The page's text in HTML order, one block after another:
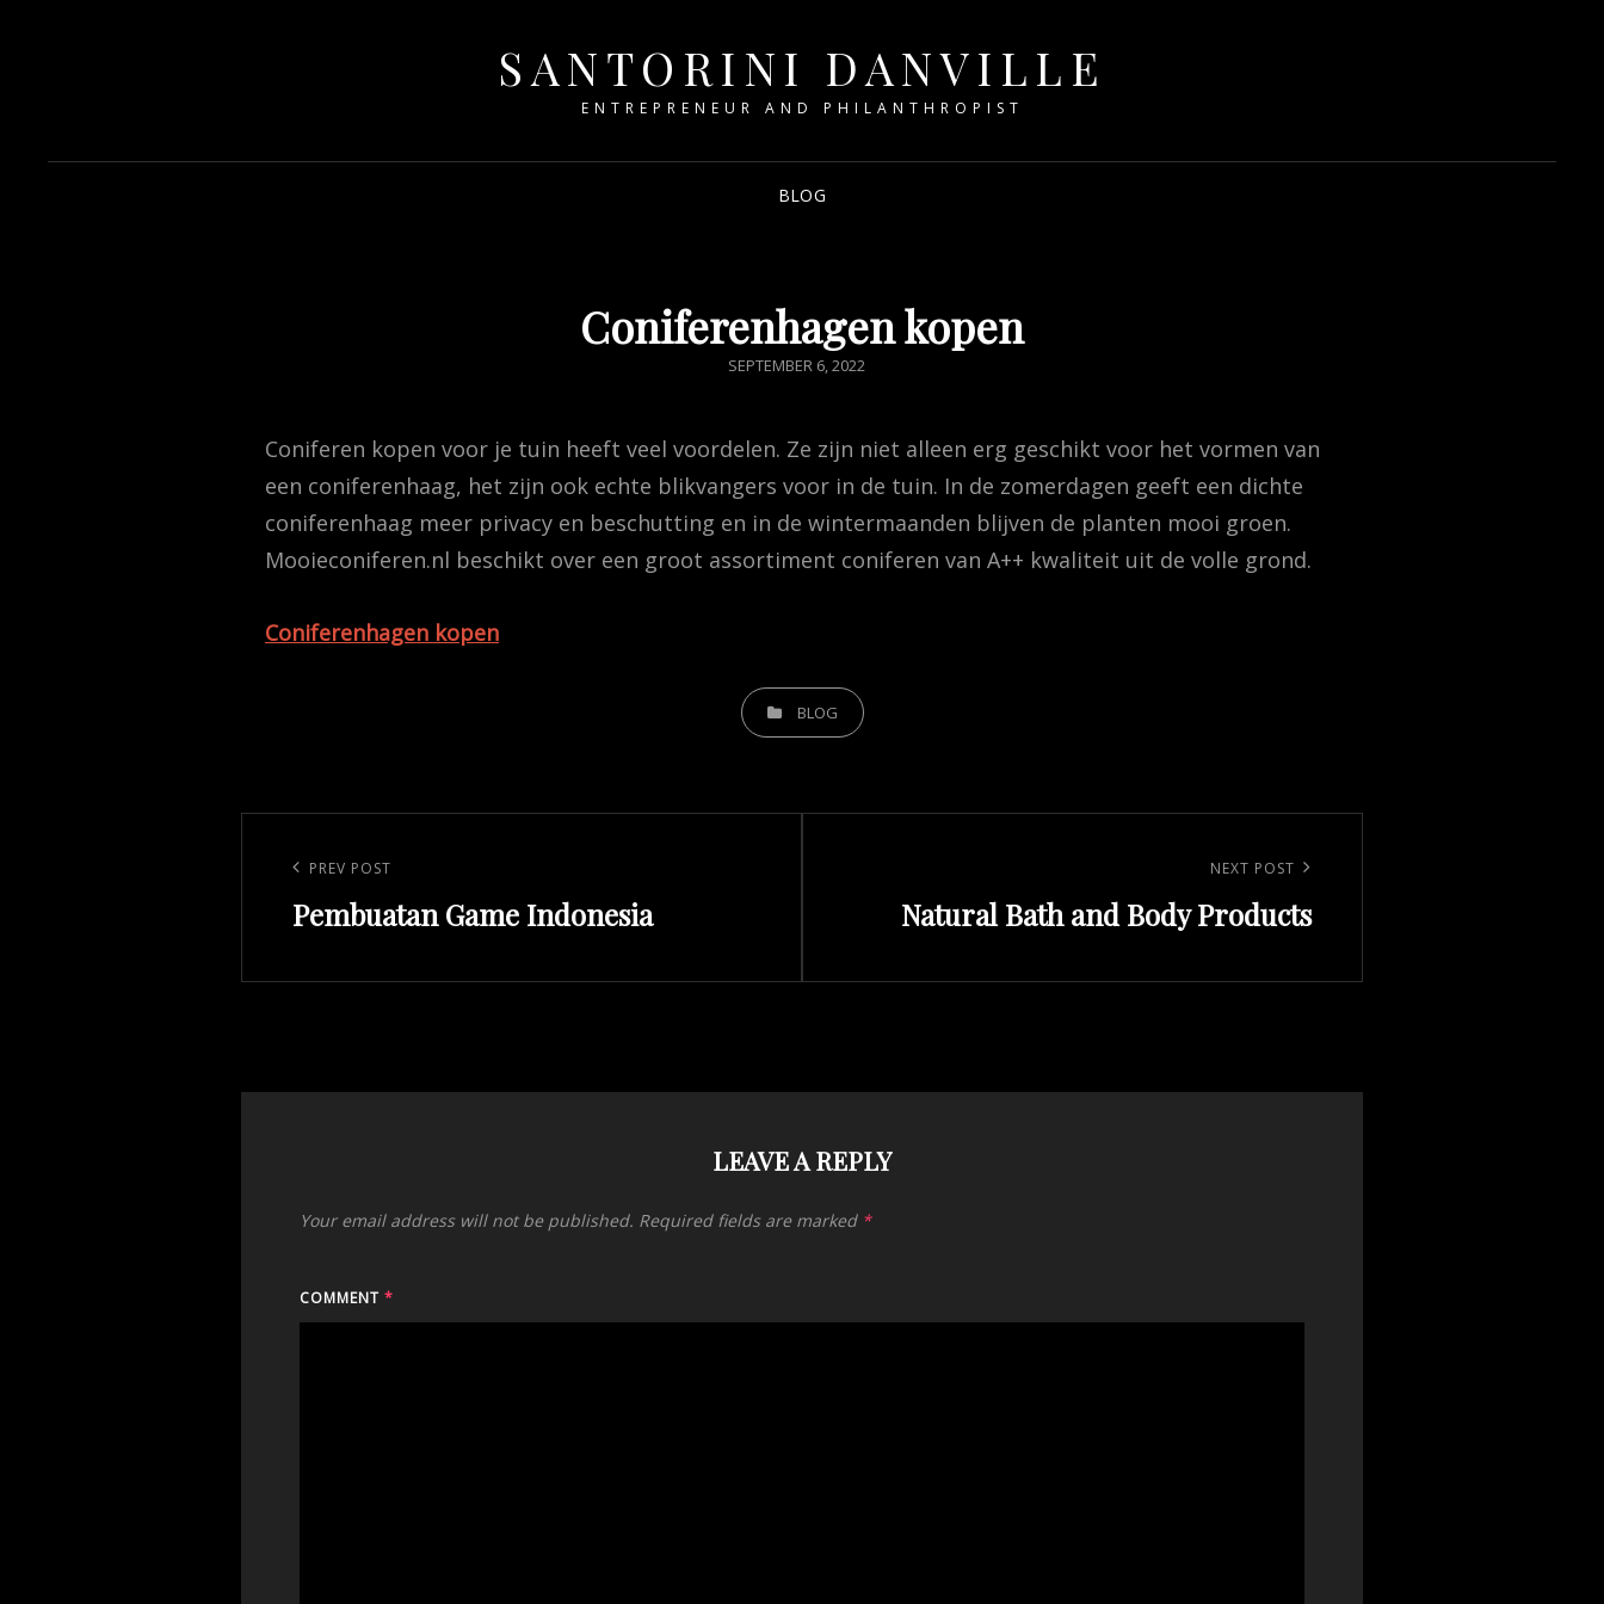
SANTORINI DANVILLE
ENTREPRENEUR AND PHILANTHROPIST
BLOG
Coniferenhagen kopen
POSTED
SEPTEMBER 6, 2022
Coniferen kopen voor je tuin heeft veel voordelen. Ze zijn niet alleen erg geschikt voor het vormen van
een coniferenhaag, het zijn ook echte blikvangers voor in de tuin. In de zomerdagen geeft een dichte
coniferenhaag meer privacy en beschutting en in de wintermaanden blijven de planten mooi groen.
Mooieconiferen.nl beschikt over een groot assortiment coniferen van A++ kwaliteit uit de volle grond.
Coniferenhagen kopen
CATEGORIESBLOG
navigation
Previous
Post
PREV POST
Pembuatan Game Indonesia
NEXT POST
Natural Bath and Body Products
LEAVE A REPLY
Your email address will not be published. Required fields are marked *
COMMENT *